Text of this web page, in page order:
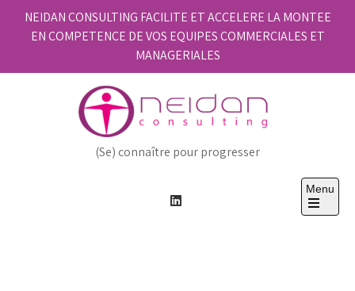
NEIDAN CONSULTING FACILITE ET ACCELERE LA MONTEE
EN COMPETENCE DE VOS EQUIPES COMMERCIALES ET
MANAGERIALES
(Se) connaître pour progresser
Menu
Open